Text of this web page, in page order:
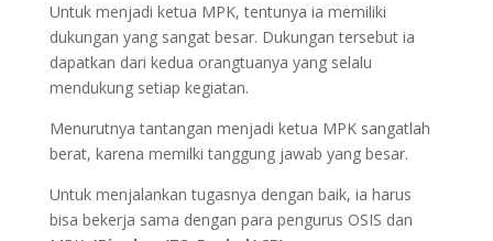
Untuk menjadi ketua MPK, tentunya ia memiliki
dukungan yang sangat besar. Dukungan tersebut ia
dapatkan dari kedua orangtuanya yang selalu
mendukung setiap kegiatan.
Menurutnya tantangan menjadi ketua MPK sangatlah
berat, karena memilki tanggung jawab yang besar.
Untuk menjalankan tugasnya dengan baik, ia harus
bisa bekerja sama dengan para pengurus OSIS dan